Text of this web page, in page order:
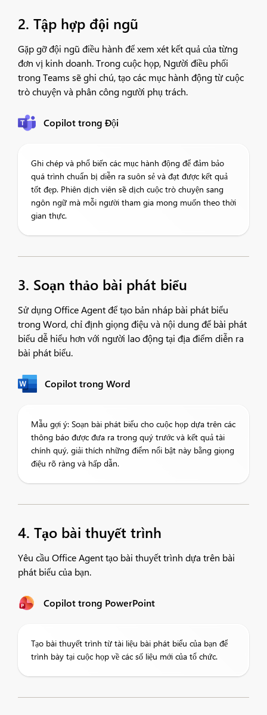
2. Tập hợp đội ngũ
Gặp gỡ đội ngũ điều hành để xem xét kết quả của từng
đơn vị kinh doanh. Trong cuộc họp, Người điều phối
trong Teams sẽ ghi chú, tạo các mục hành động từ cuộc
trò chuyện và phân công người phụ trách.
Copilot trong Đội
Ghi chép và phổ biến các mục hành động để đảm bảo
quá trình chuẩn bị diễn ra suôn sẻ và đạt được kết quả
tốt đẹp. Phiên dịch viên sẽ dịch cuộc trò chuyện sang
ngôn ngữ mà mỗi người tham gia mong muốn theo thời
gian thực.
3. Soạn thảo bài phát biểu
Sử dụng Office Agent để tạo bản nháp bài phát biểu
trong Word, chỉ định giọng điệu và nội dung để bài phát
biểu dễ hiểu hơn với người lao động tại địa điểm diễn ra
bài phát biểu.
Copilot trong Word
Mẫu gợi ý: Soạn bài phát biểu cho cuộc họp dựa trên các
thông báo được đưa ra trong quý trước và kết quả tài
chính quý, giải thích những điểm nổi bật này bằng giọng
điệu rõ ràng và hấp dẫn.
4. Tạo bài thuyết trình
Yêu cầu Office Agent tạo bài thuyết trình dựa trên bài
phát biểu của bạn.
Copilot trong PowerPoint
Tạo bài thuyết trình từ tài liệu bài phát biểu của bạn để
trình bày tại cuộc họp về các số liệu mới của tổ chức.